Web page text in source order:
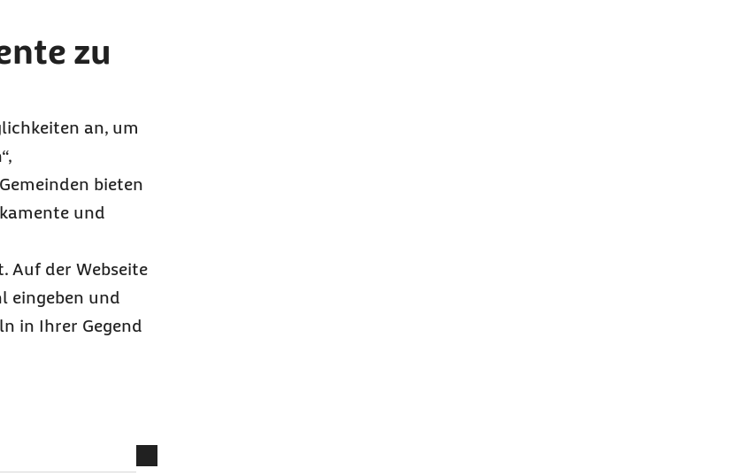
zu
an, um
bieten
und
Auf der Webseite
eingeben und
in Ihrer Gegend